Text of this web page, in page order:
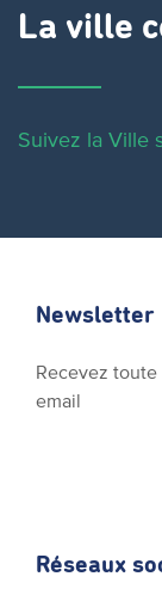
La ville
Suivez la Ville
Newsletter
Recevez
email
Réseaux